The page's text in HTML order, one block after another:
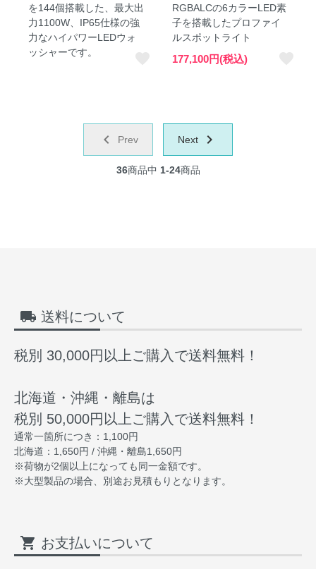
を144個搭載した、最大出
力1100W、IP65仕様の強
力なハイパワーLEDウォ
ッシャーです。
RGBALCの6カラーLED素
子を搭載したプロファイ
ルスポットライト
177,100円(税込)
chevron_left Prev Next navigate_next
36商品中 1-24商品
local_shipping 送料について
税別 30,000円以上ご購入で送料無料！
北海道・沖縄・離島は
税別 50,000円以上ご購入で送料無料！
通常一箇所につき：1,100円
北海道：1,650円 / 沖縄・離島1,650円
※荷物が2個以上になっても同一金額です。
※大型製品の場合、別途お見積もりとなります。
shopping_cart お支払いについて